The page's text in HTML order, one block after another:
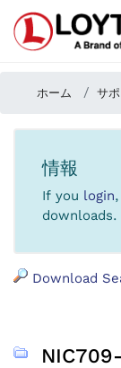
ホーム サ
情報
If you login
downloads.
Download